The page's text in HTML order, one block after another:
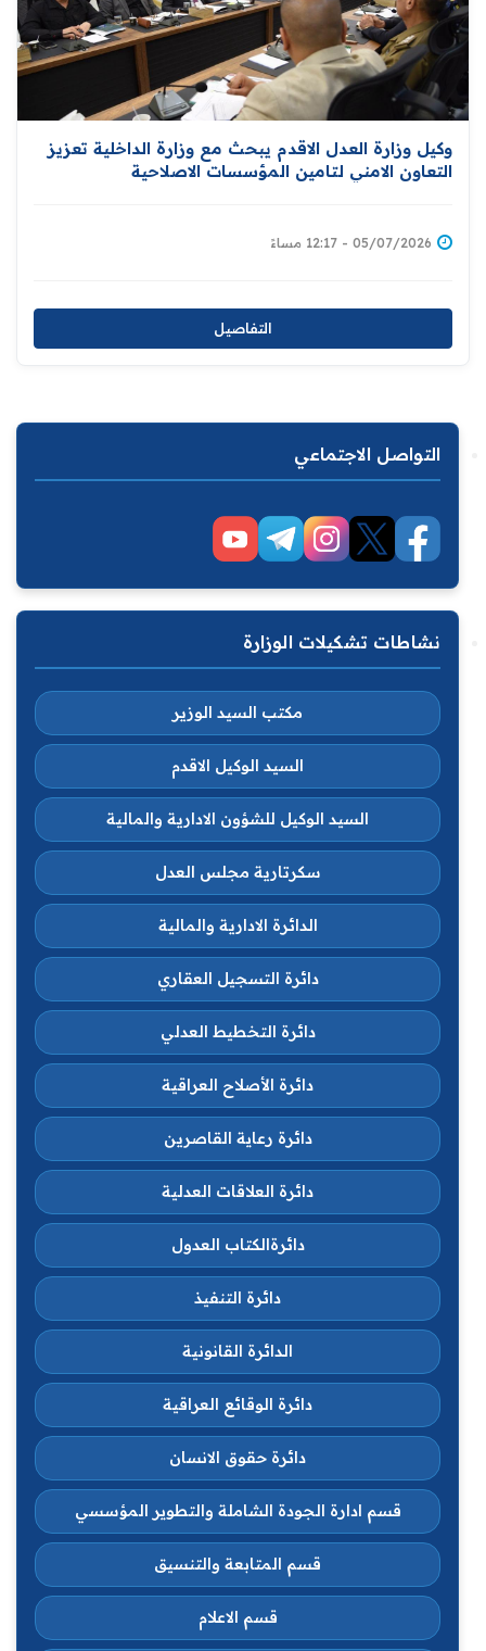
وكيل وزارة العدل الاقدم يبحث مع وزارة الداخلية تعزيز
التعاون الامني لتامين المؤسسات الاصلاحية
05/07/2026 - 12:17 مساءً
التفاصيل
التواصل الاجتماعي
نشاطات تشكيلات الوزارة
مكتب السيد الوزير
السيد الوكيل الاقدم
السيد الوكيل للشؤون الادارية والمالية
سكرتارية مجلس العدل
الدائرة الادارية والمالية
دائرة التسجيل العقاري
دائرة التخطيط العدلي
دائرة الأصلاح العراقية
دائرة رعاية القاصرين
دائرة العلاقات العدلية
دائرةالكتاب العدول
دائرة التنفيذ
الدائرة القانونية
دائرة الوقائع العراقية
دائرة حقوق الانسان
قسم ادارة الجودة الشاملة والتطوير المؤسسي
قسم المتابعة والتنسيق
قسم الاعلام